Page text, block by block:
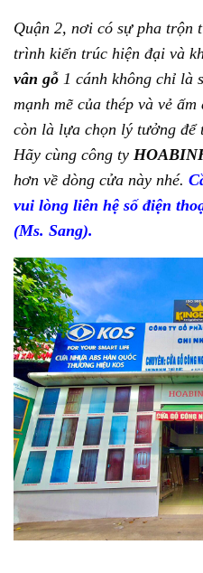
Quận 2 online:
7.2. Quy trình thanh
Quận 2, nơi có sự pha trộn
trình kiến trúc hiện đại và
vân gỗ 1 cánh không chỉ là
mạnh mẽ của thép và vẻ
còn là lựa chọn lý tưởng để
Hãy cùng công ty
hơn về dòng cửa này nhé.
vui lòng liên hệ số điện
(Ms. Sang).